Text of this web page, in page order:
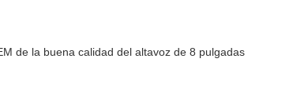
de la buena calidad del altavoz de 8 pulgadas